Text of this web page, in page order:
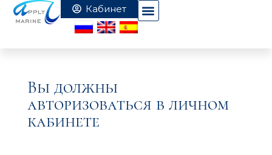
Вы должны
авторизоваться в личном
кабинете